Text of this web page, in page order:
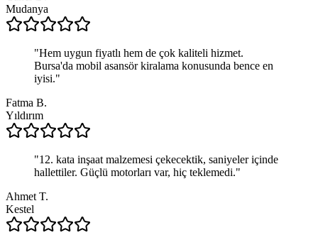
Mudanya
"Hem uygun fiyatlı hem de çok kaliteli hizmet.
Bursa'da mobil asansör kiralama konusunda bence en
iyisi."
Fatma B.
Yıldırım
"12. kata inşaat malzemesi çekecektik, saniyeler içinde
hallettiler. Güçlü motorları var, hiç teklemedi."
Ahmet T.
Kestel